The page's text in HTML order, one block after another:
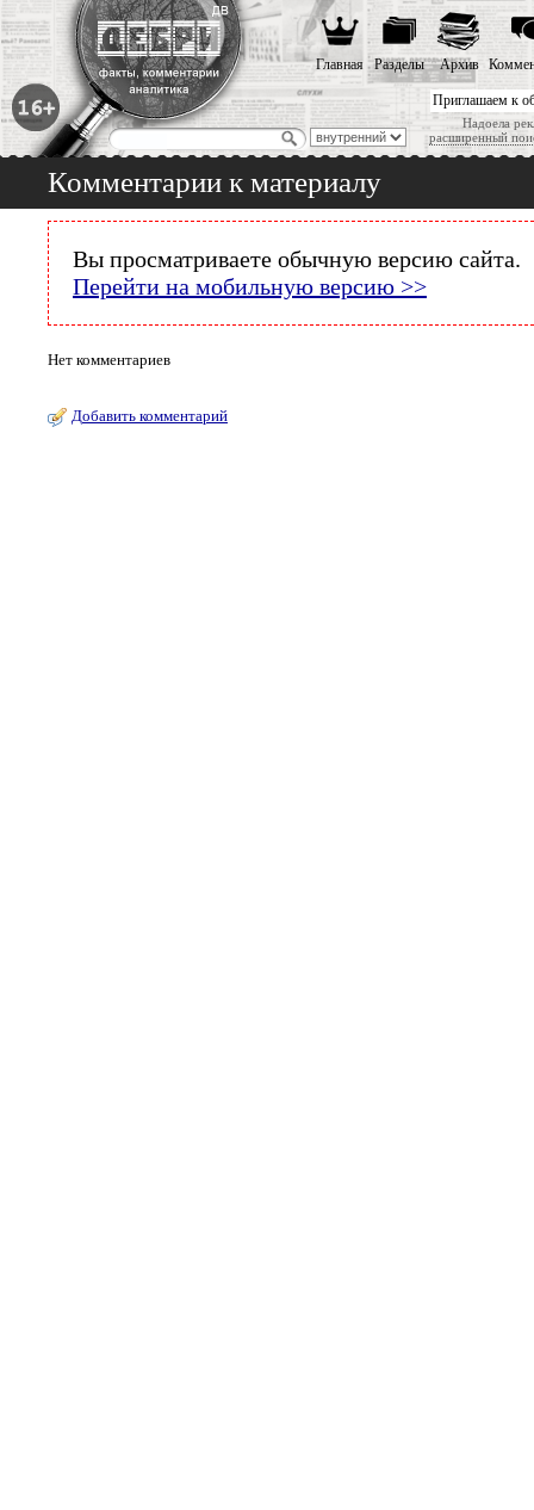
Приглашаем к
Надоела
расширенный
Главная Разделы Архив
Комментарии к материалу
Вы просматриваете обычную версию сайта.
Перейти на мобильную версию >>
Нет комментариев
Добавить комментарий